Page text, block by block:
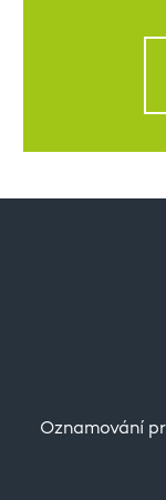
Oznamování